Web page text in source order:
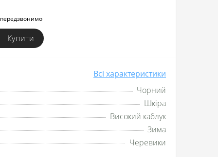
Купити
Всі характеристики
Чорний
Шкіра
Високий каблук
Зима
Черевики